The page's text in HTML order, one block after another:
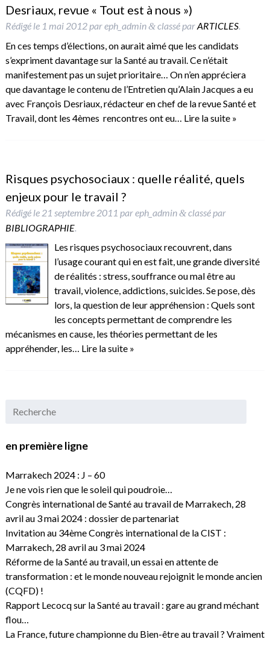
Desriaux, revue « Tout est à nous »)
Rédigé le 1 mai 2012pareph_admin &classé parARTICLES.
En ces temps d’élections, on aurait aimé que les candidats
s’expriment davantage sur la Santé au travail. Ce n’était
manifestement pas un sujet prioritaire… On n’en appréciera
que davantage le contenu de l’Entretien qu’Alain Jacques a eu
avec François Desriaux, rédacteur en chef de la revue Santé et
Travail, dont les 4èmes rencontres ont eu… Lire la suite »
Risques psychosociaux : quelle réalité, quels
enjeux pour le travail ?
Rédigé le 21 septembre 2011 pareph_admin &classé par
BIBLIOGRAPHIE.
Les risques psychosociaux recouvrent, dans
l’usage courant qui en est fait, une grande diversité
de réalités : stress, souffrance ou mal être au
travail, violence, addictions, suicides. Se pose, dès
lors, la question de leur appréhension : Quels sont
les concepts permettant de comprendre les
mécanismes en cause, les théories permettant de les
appréhender, les… Lire la suite »
en première ligne
Marrakech 2024 : J – 60
Je ne vois rien que le soleil qui poudroie…
Congrès international de Santé au travail de Marrakech, 28
avril au 3 mai 2024 : dossier de partenariat
Invitation au 34ème Congrès international de la CIST :
Marrakech, 28 avril au 3 mai 2024
Réforme de la Santé au travail, un essai en attente de
transformation : et le monde nouveau rejoignit le monde ancien
(CQFD) !
Rapport Lecocq sur la Santé au travail : gare au grand méchant
flou…
La France, future championne du Bien-être au travail ? Vraiment